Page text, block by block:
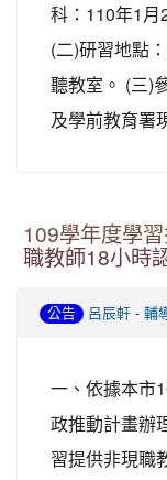
科：110年1月
(二)研習地點
聽教室。 (三)
及學前教育署
109學年度學
職教師18小時
公告 呂辰軒 - 輔
一、依據本市
政推動計畫辦
習提供非現職